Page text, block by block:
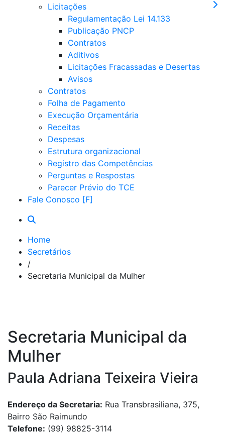
Licitações
Regulamentação Lei 14.133
Publicação PNCP
Contratos
Aditivos
Licitações Fracassadas e Desertas
Avisos
Contratos
Folha de Pagamento
Execução Orçamentária
Receitas
Despesas
Estrutura organizacional
Registro das Competências
Perguntas e Respostas
Parecer Prévio do TCE
Fale Conosco
Home
Secretários
/
Secretaria Municipal da Mulher
Secretaria Municipal da
Mulher
Paula Adriana Teixeira Vieira
Endereço da Secretaria: Rua Transbrasiliana, 375,
Bairro São Raimundo
Telefone: (99) 98825-3114